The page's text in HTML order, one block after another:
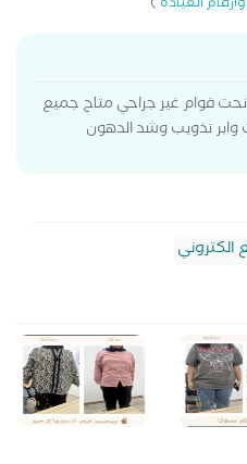
العيادة
نحت قوام غير جراحي متاح جميع
وابر تذويب وشد الدهون
الكتروني